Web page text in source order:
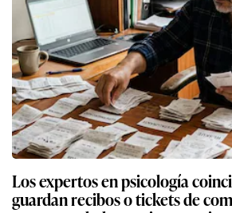
Los expertos en psicología
guardan recibos o tickets de